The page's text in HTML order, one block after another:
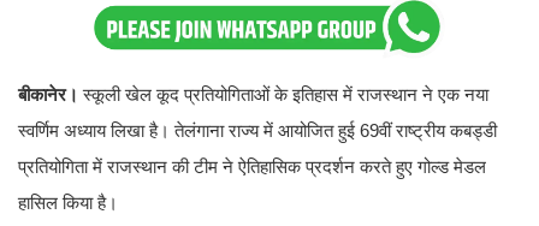
बीकानेर। स्कूली खेल कूद प्रतियोगिताओं के इतिहास में राजस्थान ने एक नया
स्वर्णिम अध्याय लिखा है। तेलंगाना राज्य में आयोजित हुई 69वीं राष्ट्रीय कबड्डी
प्रतियोगिता में राजस्थान की टीम ने ऐतिहासिक प्रदर्शन करते हुए गोल्ड मेडल
हासिल किया है।